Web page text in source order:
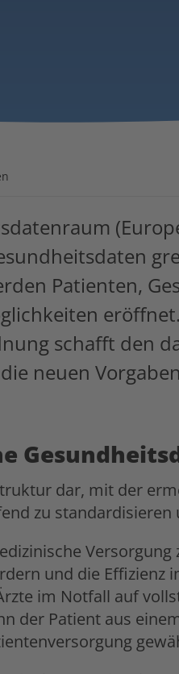
Patienten,
schafft den
neuen
dar, mit der
zu standardisieren
Versorgung
und die Effizienz
im Notfall auf
der Patient aus